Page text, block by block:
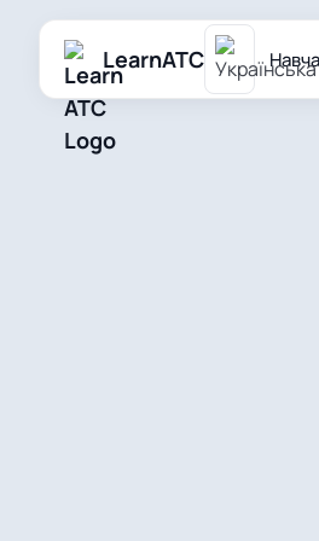
LearnATC